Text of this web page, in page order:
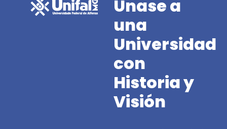
Únase a
una
Universidad
con
Historia y
Visión